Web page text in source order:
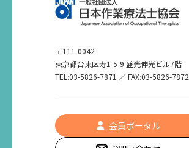
〒111-0042
東京都台東区寿1-5-9 盛光伸光ビル7階
TEL:03-5826-7871 ／ FAX:03-5826-7872
会員ポータル